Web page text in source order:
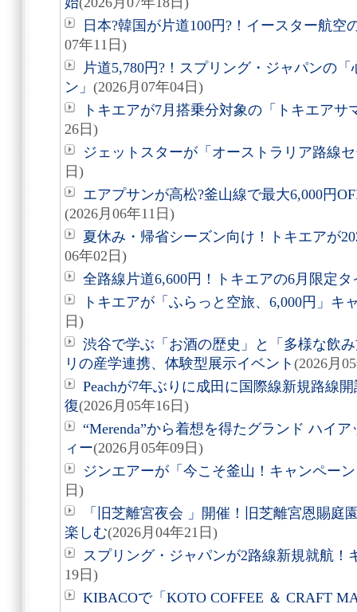
日本?韓国が片道100円?！イースター航空
07年11日)
片道5,780円?！スプリング・ジャパンの
ン」 (2026月07年04日)
トキエアが7月搭乗分対象の「トキエアサ
26日)
ジェットスターが「オーストラリア路線
日)
エアプサンが高松?釜山線で最大6,000円
(2026月06年11日)
夏休み・帰省シーズン向け！トキエアが
06年02日)
全路線片道6,600円！トキエアの6月限定
トキエアが「ふらっと空旅、6,000円」キ
日)
渋谷で学ぶ「お酒の歴史」と「多様な飲
リの産学連携、体験型展示イベント (2026月
Peachが7年ぶりに成田に国際線新規路線
復(2026月05年16日)
“Merenda”から着想を得たグランド ハイ
ィー(2026月05年09日)
ジンエアーが「今こそ釜山！キャンペー
日)
「旧芝離宮夜会 」開催！旧芝離宮恩賜庭
楽しむ(2026月04年21日)
スプリング・ジャパンが2路線新規就航！
19日)
KIBACOで「KOTO COFFEE ＆ CRAFT